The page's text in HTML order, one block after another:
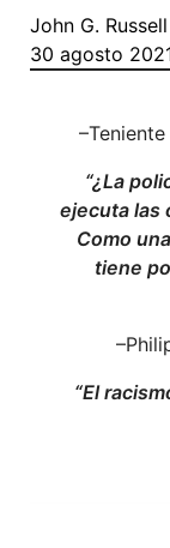
John G. Russell
30 agosto
“¿La
ejecuta las
Como
tiene
“El